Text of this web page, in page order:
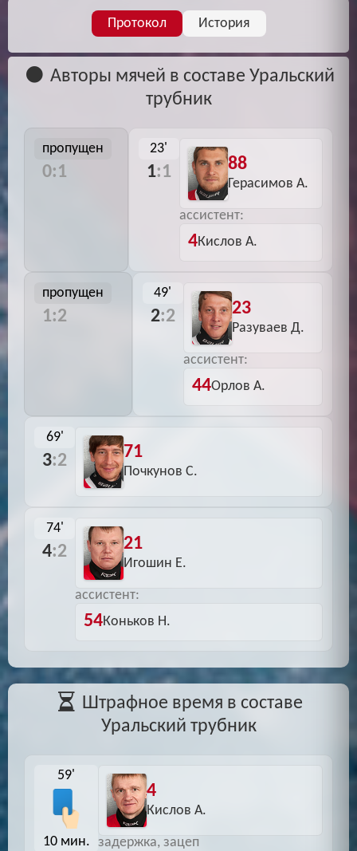
Протокол История
Авторы мячей в составе Уральский
трубник
пропущен
0:1
23'
1:1 88
Герасимов А.
ассистент:
4Кислов А.
пропущен
1:2
49'
2:2 23
Разуваев Д.
ассистент:
44Орлов А.
69'
3:2 71
Почкунов С.
74'
4:2 21
Игошин Е.
ассистент:
54Коньков Н.
Штрафное время в составе
Уральский трубник
59'
10 мин.
4
Кислов А.
задержка, зацеп